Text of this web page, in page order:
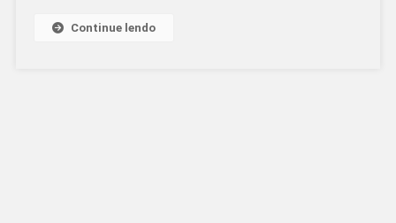
Continue lendo